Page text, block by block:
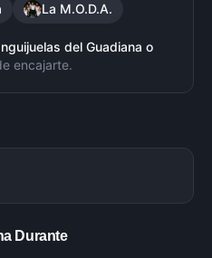
La M.O.D.A.
del Guadiana o
encajarte.
Durante